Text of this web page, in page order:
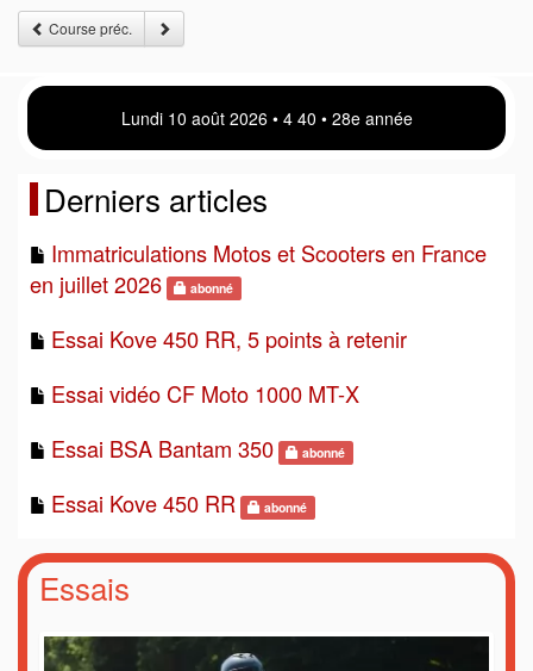
Course préc.
Lundi 10 août 2026 • 4:40 • 28e année
Derniers articles
Immatriculations Motos et Scooters en France
en juillet 2026
abonné
Essai Kove 450 RR, 5 points à retenir
Essai vidéo CF Moto 1000 MT-X
Essai BSA Bantam 350
abonné
Essai Kove 450 RR abonné
Essais